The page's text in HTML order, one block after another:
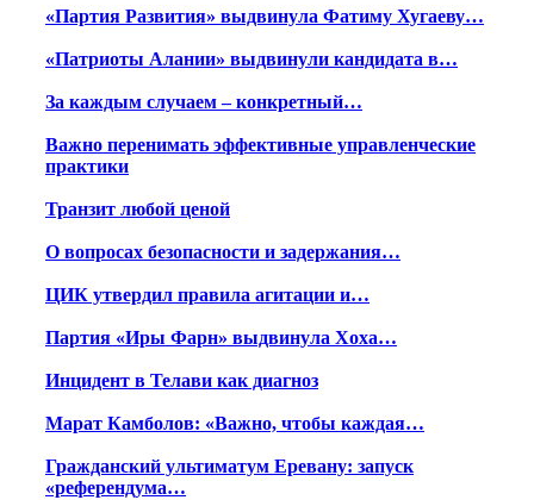
«Партия Развития» выдвинула Фатиму Хугаеву…
«Патриоты Алании» выдвинули кандидата в…
За каждым случаем – конкретный…
Важно перенимать эффективные управленческие
практики
Транзит любой ценой
О вопросах безопасности и задержания…
ЦИК утвердил правила агитации и…
Партия «Иры Фарн» выдвинула Хоха…
Инцидент в Телави как диагноз
Марат Камболов: «Важно, чтобы каждая…
Гражданский ультиматум Еревану: запуск
«референдума…